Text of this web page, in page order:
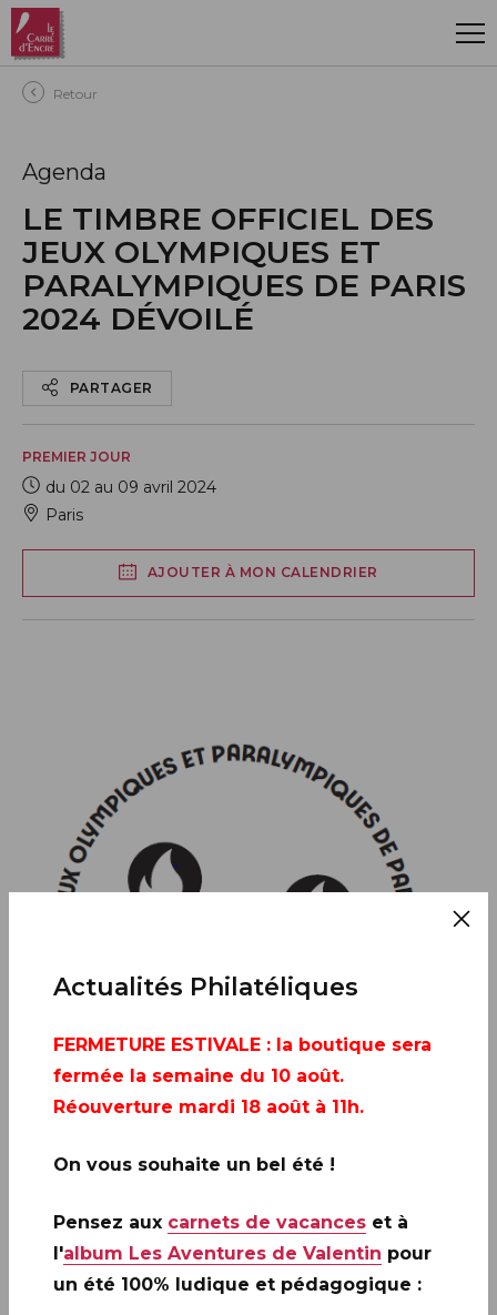
Aller au contenu principal
Retour
Agenda
LE TIMBRE OFFICIEL DES
JEUX OLYMPIQUES ET
PARALYMPIQUES DE PARIS
2024 DÉVOILÉ
PARTAGER
PREMIER JOUR
du 02 au 09 avril 2024
Paris
AJOUTER À MON CALENDRIER
Paris
Actualités Philatéliques
FERMETURE ESTIVALE : la boutique sera
fermée la semaine du 10 août.
Réouverture mardi 18 août à 11h.
On vous souhaite un bel été !
Pensez aux carnets de vacances et à
l'album Les Aventures de Valentin pour
un été 100% ludique et pédagogique :